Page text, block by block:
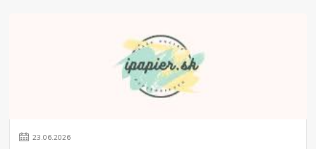
23.06.2026